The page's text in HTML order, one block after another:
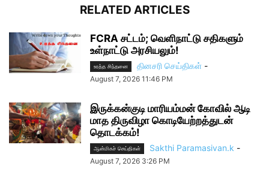
RELATED ARTICLES
FCRA சட்டம்; வெளிநாட்டு சதிகளும்
உள்நாட்டு அரசியலும்!
உரத்த சிந்தனை தினசரி செய்திகள் -
August 7, 2026 11:46 PM
இருக்கன்குடி மாரியம்மன் கோவில் ஆடி
மாத திருவிழா கொடியேற்றத்துடன்
தொடக்கம்!
ஆன்மிகச் செய்திகள் Sakthi Paramasivan.k -
August 7, 2026 3:26 PM